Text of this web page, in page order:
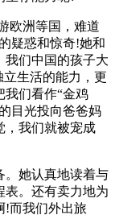
欧洲等国，难道
疑惑和惊奇!她和
我们中国的孩子大
立生活的能力，更
我们看作“金鸡
目光投向爸爸妈
，我们就被宠成
。她认真地读着与
表。还有卖力地为
!而我们外出旅